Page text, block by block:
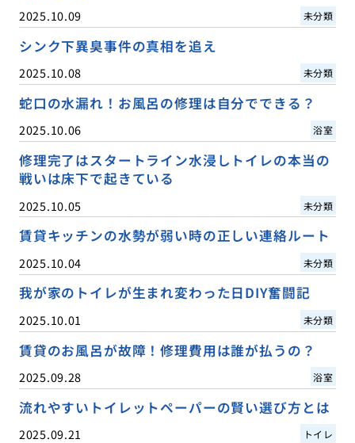
2025.10.09 未分類
シンク下異臭事件の真相を追え
2025.10.08 未分類
蛇口の水漏れ！お風呂の修理は自分でできる？
2025.10.06 浴室
修理完了はスタートライン水浸しトイレの本当の
戦いは床下で起きている
2025.10.05 未分類
賃貸キッチンの水勢が弱い時の正しい連絡ルート
2025.10.04 未分類
我が家のトイレが生まれ変わった日DIY奮闘記
2025.10.01 未分類
賃貸のお風呂が故障！修理費用は誰が払うの？
2025.09.28 浴室
流れやすいトイレットペーパーの賢い選び方とは
2025.09.21 トイレ